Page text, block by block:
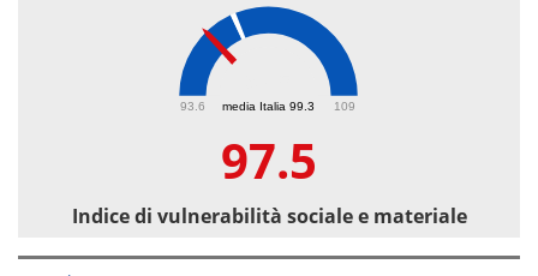
media Italia 99.3
93.6 109
97.5
Indice di vulnerabilità sociale e materiale